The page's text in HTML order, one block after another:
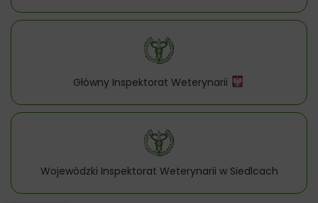
Główny Inspektorat Weterynarii
Wojewódzki Inspektorat Weterynarii w Siedlcach